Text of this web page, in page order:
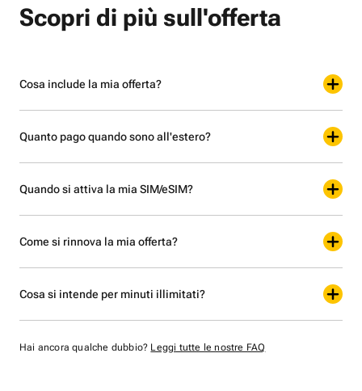
Scopri di più sull'offerta
Cosa include la mia offerta?
Quanto pago quando sono all'estero?
Quando si attiva la mia SIM/eSIM?
Come si rinnova la mia offerta?
Cosa si intende per minuti illimitati?
Hai ancora qualche dubbio? Leggi tutte le nostre FAQ